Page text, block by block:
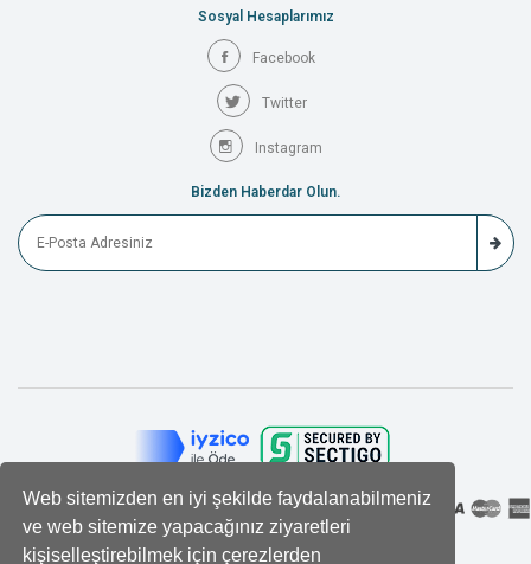
Web sitemizden en iyi şekilde faydalanabilmeniz
ve web sitemize yapacağınız ziyaretleri
kişiselleştirebilmek için çerezlerden
Sosyal Hesaplarımız
Facebook
Twitter
Instagram
Bizden Haberdar Olun.